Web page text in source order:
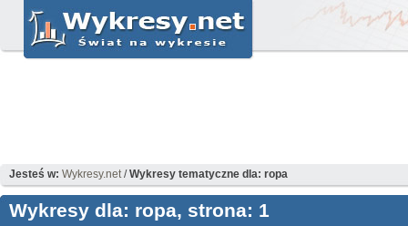
Jesteś w: Wykresy.net/Wykresy tematyczne dla: ropa
Wykresy dla: ropa, strona: 1